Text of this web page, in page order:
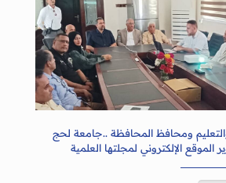
ومحافظ المحافظة ..جامعة لحج
الإلكتروني لمجلتها العلمية